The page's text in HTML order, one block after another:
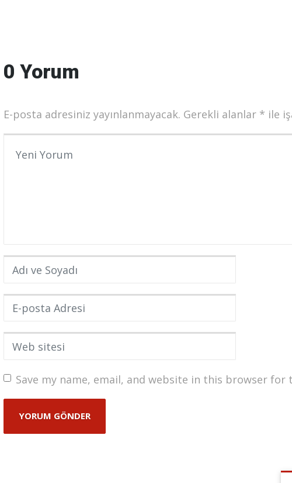
0 Yorum
E-posta adresiniz yayınlanmayacak. Gerekli alanlar * ile
Adı ve Soyadı *
E-posta Adresi
Web sitesi
Save my name, email, and website in this browser